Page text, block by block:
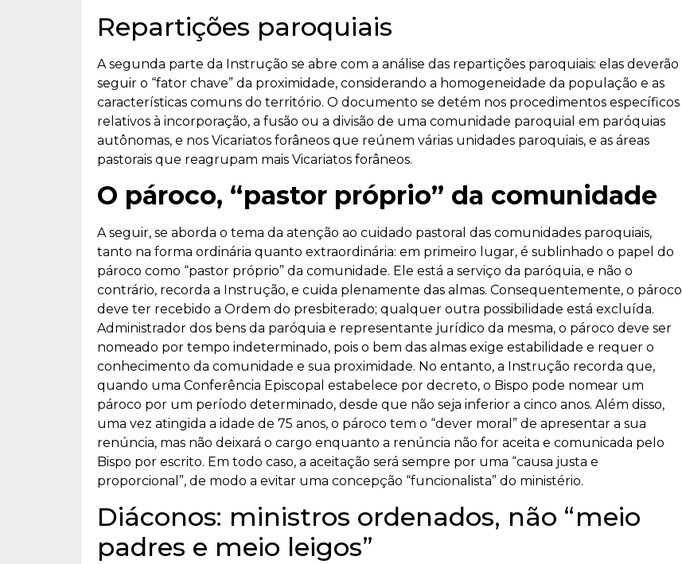
Repartições paroquiais
A segunda parte da Instrução se abre com a análise das repartições paroquiais: elas deverão
seguir o “fator chave” da proximidade, considerando a homogeneidade da população e as
características comuns do território. O documento se detém nos procedimentos específicos
relativos à incorporação, a fusão ou a divisão de uma comunidade paroquial em paróquias
autônomas, e nos Vicariatos forâneos que reúnem várias unidades paroquiais, e as áreas
pastorais que reagrupam mais Vicariatos forâneos.
O pároco, “pastor próprio” da comunidade
A seguir, se aborda o tema da atenção ao cuidado pastoral das comunidades paroquiais,
tanto na forma ordinária quanto extraordinária: em primeiro lugar, é sublinhado o papel do
pároco como “pastor próprio” da comunidade. Ele está a serviço da paróquia, e não o
contrário, recorda a Instrução, e cuida plenamente das almas. Consequentemente, o pároco
deve ter recebido a Ordem do presbiterado; qualquer outra possibilidade está excluída.
Administrador dos bens da paróquia e representante jurídico da mesma, o pároco deve ser
nomeado por tempo indeterminado, pois o bem das almas exige estabilidade e requer o
conhecimento da comunidade e sua proximidade. No entanto, a Instrução recorda que,
quando uma Conferência Episcopal estabelece por decreto, o Bispo pode nomear um
pároco por um período determinado, desde que não seja inferior a cinco anos. Além disso,
uma vez atingida a idade de 75 anos, o pároco tem o “dever moral” de apresentar a sua
renúncia, mas não deixará o cargo enquanto a renúncia não for aceita e comunicada pelo
Bispo por escrito. Em todo caso, a aceitação será sempre por uma “causa justa e
proporcional”, de modo a evitar uma concepção “funcionalista” do ministério.
Diáconos: ministros ordenados, não “meio
padres e meio leigos”